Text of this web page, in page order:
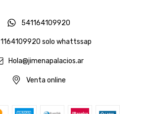
541164109920
1164109920 solo whattssap
Hola@jimenapalacios.ar
Venta online